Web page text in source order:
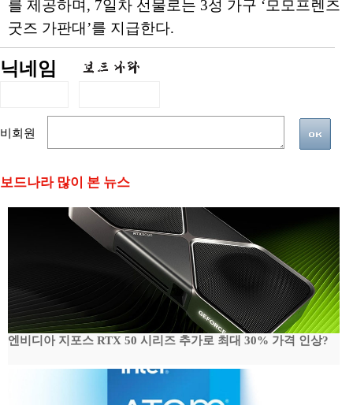
를 제공하며, 7일차 선물로는 3성 가구 ‘모모프렌즈
굿즈 가판대’를 지급한다.
닉네임
비회원
보드나라 많이 본 뉴스
엔비디아 지포스 RTX 50 시리즈 추가로 최대 30% 가격 인상?